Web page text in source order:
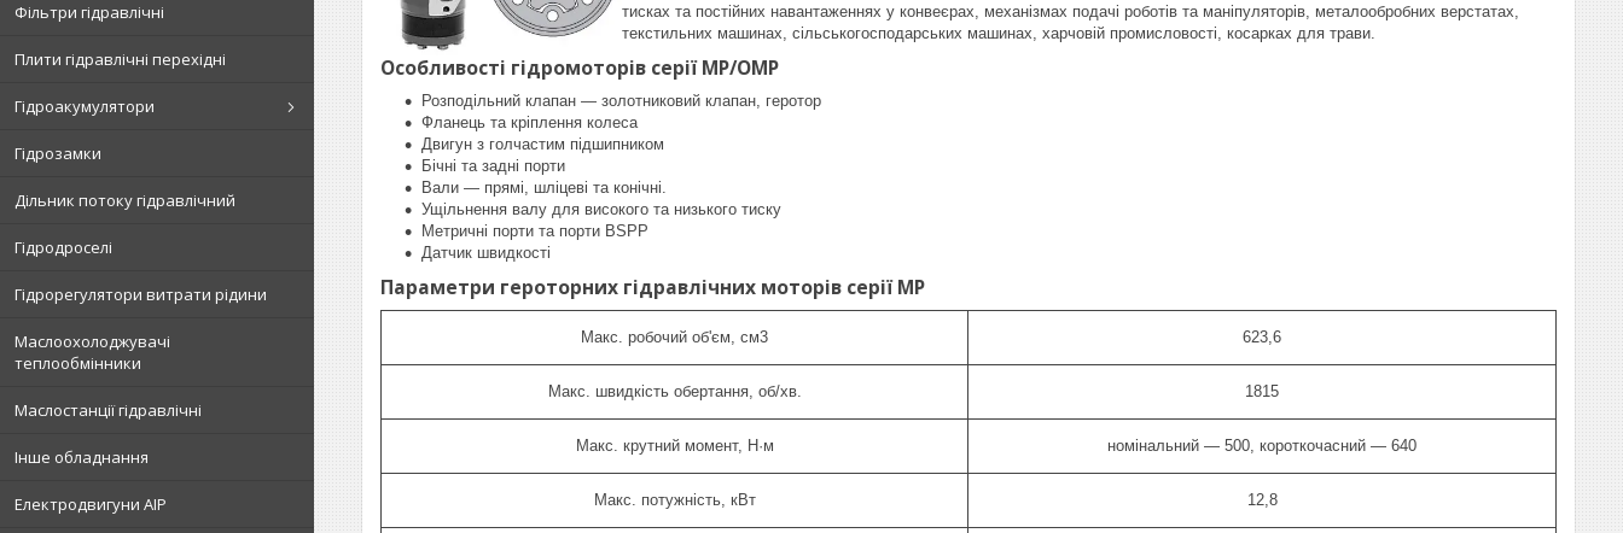
Фільтри гідравлічні
Плити гідравлічні перехідні
Гідроакумулятори
Гідрозамки
Дільник потоку гідравлічний
Гідродроселі
Гідрорегулятори витрати рідини
Маслоохолоджувачі
теплообмінники
Маслостанції гідравлічні
Інше обладнання
Електродвигуни АІР
тисках та постійних навантаженнях у конвеєрах, механізмах подачі роботів та маніпуляторів, металообробних верстатах,
текстильних машинах, сільськогосподарських машинах, харчовій промисловості, косарках для трави.
Особливості гідромоторів серії MP/OMP
Розподільний клапан — золотниковий клапан, геротор
Фланець та кріплення колеса
Двигун з голчастим підшипником
Бічні та задні порти
Вали — прямі, шліцеві та конічні.
Ущільнення валу для високого та низького тиску
Метричні порти та порти BSPP
Датчик швидкості
Параметри героторних гідравлічних моторів серії MP
Макс. робочий об'єм, см3 623,6
Макс. швидкість обертання, об/хв. 1815
Макс. крутний момент, Н·м номінальний — 500, короткочасний — 640
Макс. потужність, кВт 12,8